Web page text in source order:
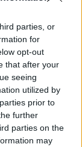
parties, or
for
opt-out
that after your
seeing
utilized by
prior to
further
parties on the
may